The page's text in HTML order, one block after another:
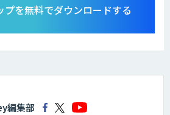
プを無料でダウンロードする
編集部